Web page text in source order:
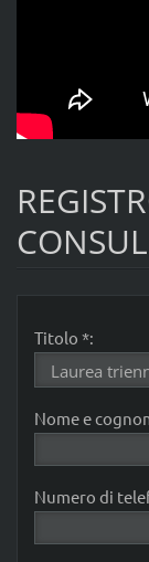
Titolo *:
Nome e
Numero di